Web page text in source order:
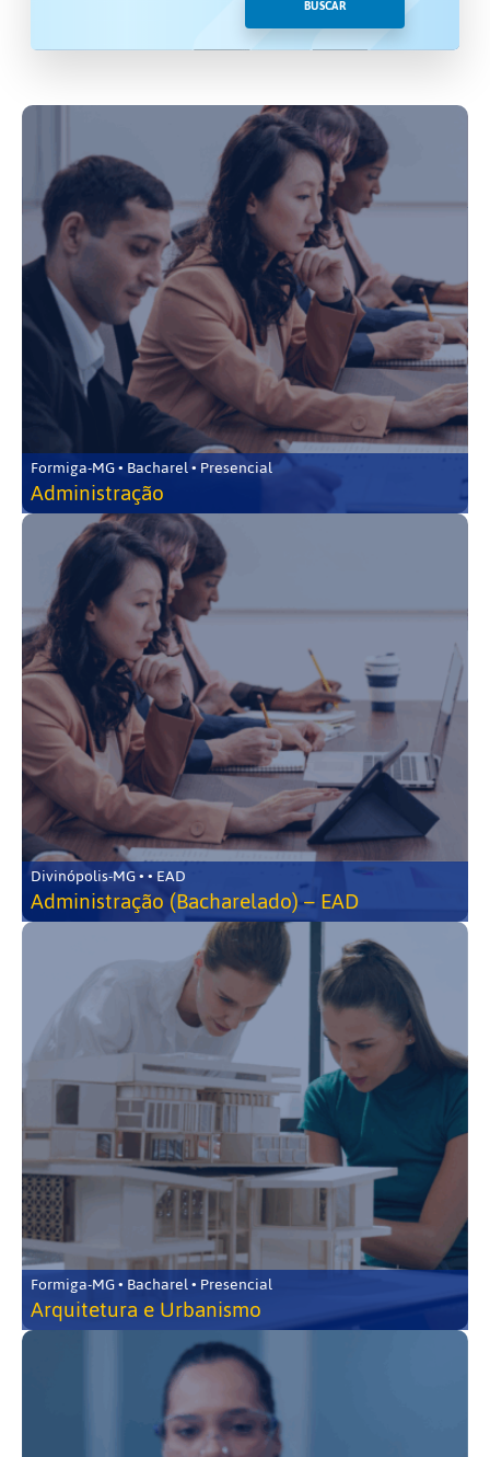
BUSCAR
Formiga-MG • Bacharel • Presencial
Administração
Divinópolis-MG • • EAD
Administração (Bacharelado) – EAD
Formiga-MG • Bacharel • Presencial
Arquitetura e Urbanismo